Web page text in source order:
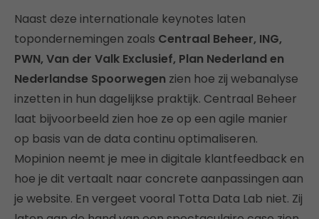
Naast deze internationale keynotes laten
topondernemingen zoals Centraal Beheer, ING,
PWN, Van der Valk Exclusief, Plan Nederland en
Nederlandse Spoorwegen zien hoe zij webanalyse
inzetten in hun dagelijkse praktijk. Centraal Beheer
laat bijvoorbeeld zien hoe ze op een agile manier
op basis van de data continu optimaliseren.
Mopinion neemt je mee in digitale klantfeedback en
hoe je dit vertaalt naar concrete aanpassingen aan
je website. En vergeet vooral Totta Data Lab niet. Zij